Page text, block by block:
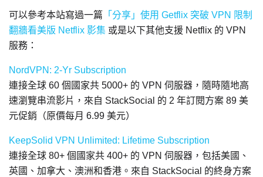
可以參考本站寫過一篇 「分享」使用 Getflix 突破 VPN 限制
翻牆看美版 Netflix 影集 或是以下其他支援 Netflix 的 VPN
服務：
NordVPN: 2-Yr Subscription
連接全球 60 個國家共 5000+ 的 VPN 伺服器，隨時隨地高
速瀏覽串流影片，來自 StackSocial 的 2 年訂閱方案 89 美
元促銷（原價每月 6.99 美元）
KeepSolid VPN Unlimited: Lifetime Subscription
連接全球 80+ 個國家共 400+ 的 VPN 伺服器，包括美國、
英國、加拿大、澳洲和香港。來自 StackSocial 的終身方案